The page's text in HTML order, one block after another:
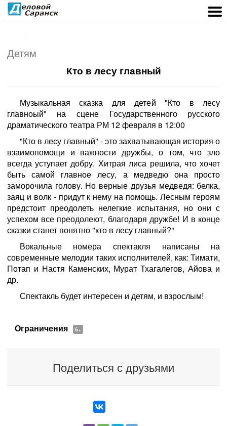
Детям
Кто в лесу главный
Музыкальная сказка для детей "Кто в лесу
главноый" на сцене Государственного русского
драматического театра РМ 12 февраля в 12:00
"Кто в лесу главный" - это захватывающая история о
взаимопомощи и важности дружбы, о том, что зло
всегда уступает добру. Хитрая лиса решила, что хочет
быть самой главное лесу, а медведю она просто
заморочила голову. Но верные друзья медведя: белка,
заяц и волк - придут к нему на помощь. Лесным героям
предстоит преодолеть нелегкие испытания, но они с
успехом все преодолеют, благодаря дружбе! И в конце
сказки станет понятно "кто в лесу главный?"
Вокальные номера спектакля написаны на
современные мелодии таких исполнителей, как: Тимати,
Потап и Настя Каменских, Мурат Тхагалегов, Айова и
др.
Спектакль будет интересен и детям, и взрослым!
Ограничения 6+
Поделиться с друзьями